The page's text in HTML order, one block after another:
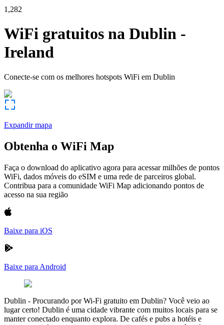
1,282
WiFi gratuitos na Dublin -
Ireland
Conecte-se com os melhores hotspots WiFi em Dublin
Expandir mapa
Obtenha o WiFi Map
Faça o download do aplicativo agora para acessar milhões de pontos
WiFi, dados móveis do eSIM e uma rede de parceiros global.
Contribua para a comunidade WiFi Map adicionando pontos de
acesso na sua região
Baixe para iOS
Baixe para Android
Dublin - Procurando por Wi-Fi gratuito em Dublin? Você veio ao
lugar certo! Dublin é uma cidade vibrante com muitos locais para se
manter conectado enquanto explora. De cafés e pubs a hotéis e